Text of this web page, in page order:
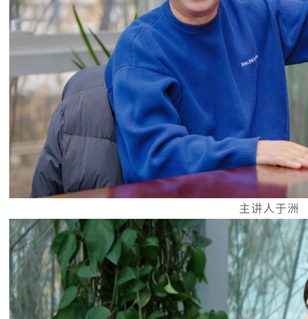
主讲人于洲